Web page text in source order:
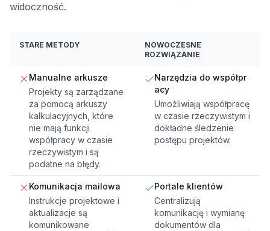
widoczność.
STARE METODY
NOWOCZESNE
ROZWIĄZANIE
Manualne arkusze
Projekty są zarządzane
za pomocą arkuszy
kalkulacyjnych, które
nie mają funkcji
współpracy w czasie
rzeczywistym i są
podatne na błędy.
Narzędzia do współpr
acy
Umożliwiają współpracę
w czasie rzeczywistym i
dokładne śledzenie
postępu projektów.
Komunikacja mailowa
Instrukcje projektowe i
aktualizacje są
komunikowane
Portale klientów
Centralizują
komunikację i wymianę
dokumentów dla